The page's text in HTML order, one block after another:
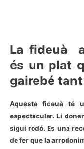
La fideuà
és un plat
gairebé
Aquesta fideuà té
espectacular. Li
sigui rodó. Es una
de fer que la